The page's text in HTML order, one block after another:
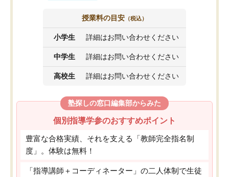
授業料の目安 （税込）
小学生 詳細はお問い合わせください
中学生 詳細はお問い合わせください
高校生 詳細はお問い合わせください
塾探しの窓口編集部からみた
個別指導学参のおすすめポイント
豊富な合格実績、それを支える「教師完全指名制
度」。体験は無料！
「指導講師＋コーディネーター」の二人体制で生徒